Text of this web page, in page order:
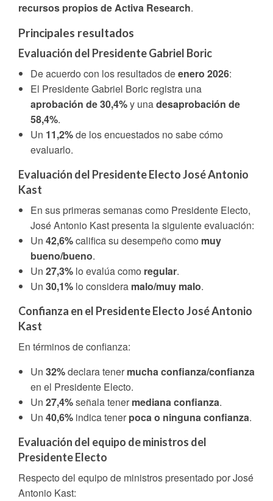
recursos propios de Activa Research.
Principales resultados
Evaluación del Presidente Gabriel Boric
De acuerdo con los resultados deenero 2026:
El Presidente Gabriel Boric registra una
aprobación de 30,4%y unadesaprobación de
58,4%.
Un 11,2%de los encuestados no sabe cómo
evaluarlo.
Evaluación del Presidente Electo José Antonio
Kast
En sus primeras semanas como Presidente Electo,
José Antonio Kast presenta la siguiente evaluación:
Un 42,6%califica su desempeño como muy
bueno/bueno.
Un 27,3% lo evalúa como regular.
Un 30,1% lo considera malo/muy malo.
Confianza en el Presidente Electo José Antonio
Kast
En términos de confianza:
Un 32%declara tener mucha confianza/confianza
en el Presidente Electo.
Un 27,4%señala tener mediana confianza.
Un 40,6% indica tener poca o ninguna confianza.
Evaluación del equipo de ministros del
Presidente Electo
Respecto del equipo de ministros presentado por José
Antonio Kast: